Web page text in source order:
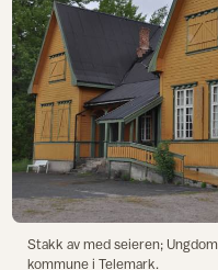
Stakk av med seieren;
kommune i Telemark.